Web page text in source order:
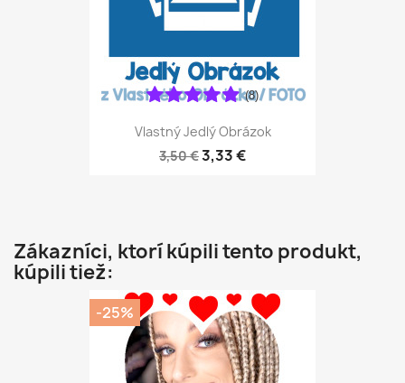
Vlastný Jedlý Obrázok
3,50 €3,33 €
(8)
Zákazníci, ktorí kúpili tento produkt,
kúpili tiež:
-25%